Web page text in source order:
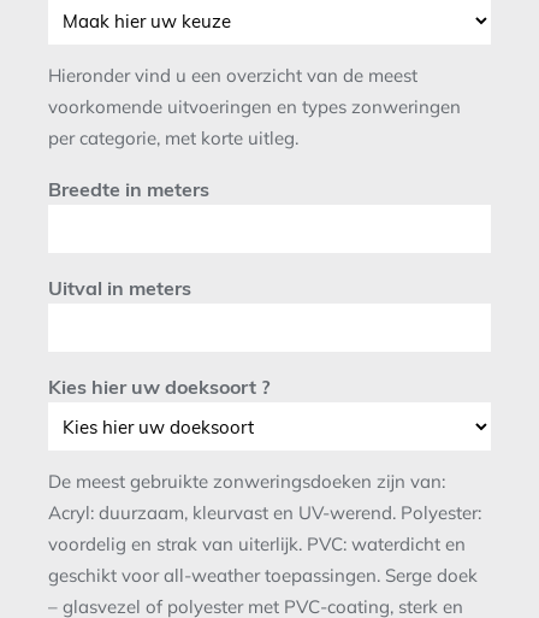
Hieronder vind u een overzicht van de meest
voorkomende uitvoeringen en types zonweringen
per categorie, met korte uitleg.
Breedte in meters
Uitval in meters
Kies hier uw doeksoort ?
De meest gebruikte zonweringsdoeken zijn van:
Acryl: duurzaam, kleurvast en UV-werend. Polyester:
voordelig en strak van uiterlijk. PVC: waterdicht en
geschikt voor all-weather toepassingen. Serge doek
– glasvezel of polyester met PVC-coating, sterk en